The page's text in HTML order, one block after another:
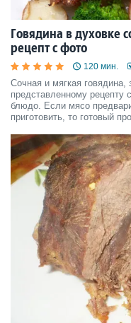
Говядина в духовке
рецепт с фото
120 мин.
Сочная и мягкая говядина,
представленному рецепту
блюдо. Если мясо
приготовить, то готовый
повседневной и